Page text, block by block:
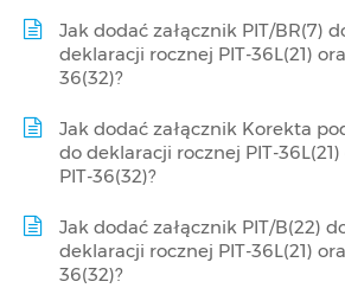
Jak dodać załącznik PIT/BR(7)
deklaracji rocznej PIT-36L(21)
36(32)?
Jak dodać załącznik Korekta
do deklaracji rocznej PIT-36L(21)
PIT-36(32)?
Jak dodać załącznik PIT/B(22)
deklaracji rocznej PIT-36L(21)
36(32)?